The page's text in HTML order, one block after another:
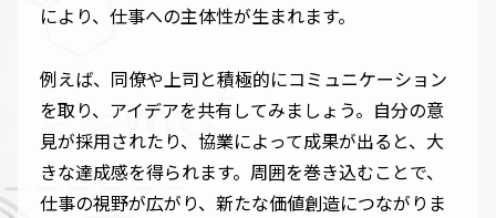
により、仕事への主体性が生まれます。
例えば、同僚や上司と積極的にコミュニケーション
を取り、アイデアを共有してみましょう。自分の意
見が採用されたり、協業によって成果が出ると、大
きな達成感を得られます。周囲を巻き込むことで、
仕事の視野が広がり、新たな価値創造につながりま